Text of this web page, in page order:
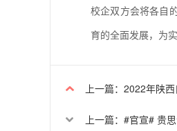
校企双方会将各自
育的全面发展，为
上一篇：2022年陕
上一篇：#官宣# 贵